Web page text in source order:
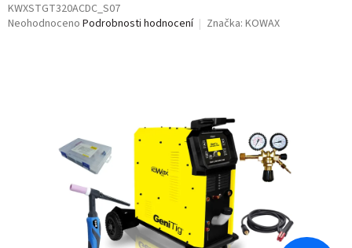
KWXSTGT320ACDC_S07
Průměrné
Neohodnoceno Podrobnosti hodnocení Značka: KOWAX